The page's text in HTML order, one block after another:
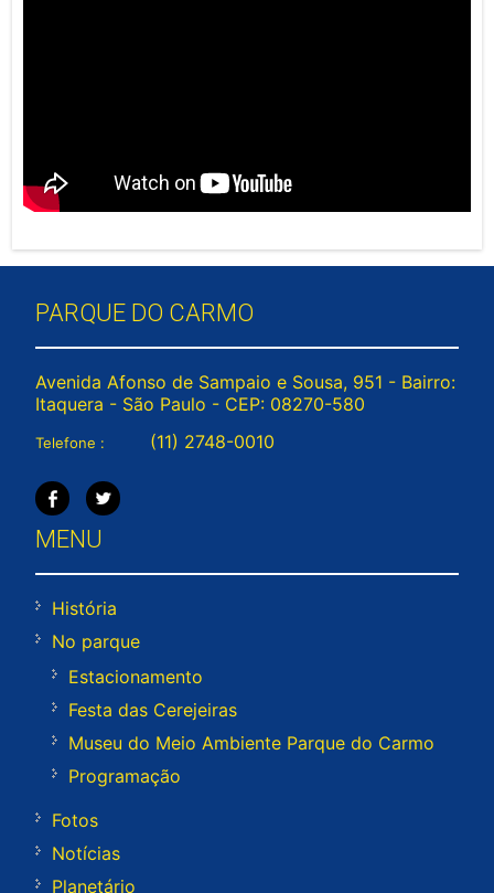
PARQUE DO CARMO
Avenida Afonso de Sampaio e Sousa, 951 - Bairro:
Itaquera - São Paulo - CEP: 08270-580
Telefone : (11) 2748-0010
MENU
História
No parque
Estacionamento
Festa das Cerejeiras
Museu do Meio Ambiente Parque do Carmo
Programação
Fotos
Notícias
Planetário